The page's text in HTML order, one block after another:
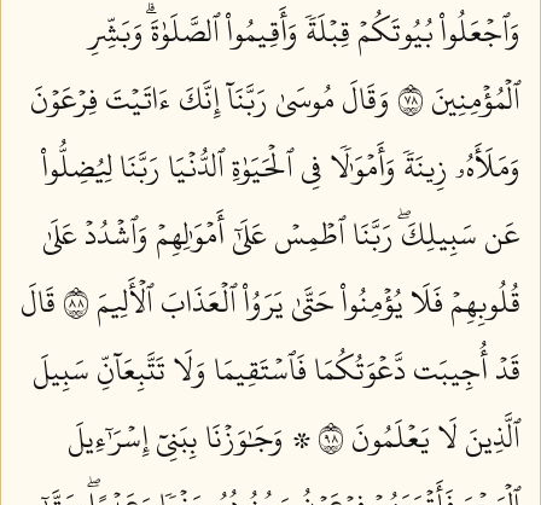
وَٱجۡعَلُواْ بُيُوتَكُمۡ قِبۡلَةٗ وَأَقِيمُواْ ٱلصَّلَوٰةَۗ وَبَشِّرِ
ٱلۡمُؤۡمِنِينَ ٨٧
وَقَالَ مُوسَىٰ رَبَّنَآ إِنَّكَ ءَاتَيۡتَ فِرۡعَوۡنَ
وَمَلَأَهُۥ زِينَةٗ وَأَمۡوَٰلٗا فِي ٱلۡحَيَوٰةِ ٱلدُّنۡيَا رَبَّنَا لِيُضِلُّواْ
عَن سَبِيلِكَۖ رَبَّنَا ٱطۡمِسۡ عَلَىٰٓ أَمۡوَٰلِهِمۡ وَٱشۡدُدۡ عَلَىٰ
قُلُوبِهِمۡ فَلَا يُؤۡمِنُواْ حَتَّىٰ يَرَوُاْ ٱلۡعَذَابَ ٱلۡأَلِيمَ ٨٨
قَالَ
قَدۡ أُجِيبَت دَّعۡوَتُكُمَا فَٱسۡتَقِيمَا وَلَا تَتَّبِعَآنِّ سَبِيلَ
ٱلَّذِينَ لَا يَعۡلَمُونَ ٨٩
۞ وَجَٰوَزۡنَا بِبَنِيٓ إِسۡرَٰٓءِيلَ